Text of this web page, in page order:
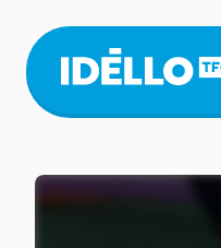
main
content